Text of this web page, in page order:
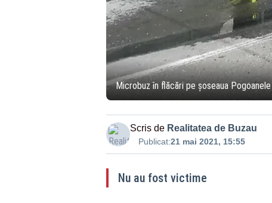
Microbuz în flăcări pe șoseaua Pogoanele
Scris de Realitatea de Buzau
Publicat:21 mai 2021, 15:55
Nu au fost victime